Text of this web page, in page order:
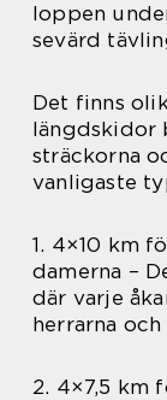
loppen
sevärd
Det finns
längdskidor
sträckorna
vanligaste
1. 4×10 km
damerna –
där varje
herrarna
2. 4×7,5 km